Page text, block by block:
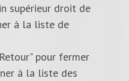
supérieur droit de
à la liste de
pour fermer
à la liste des